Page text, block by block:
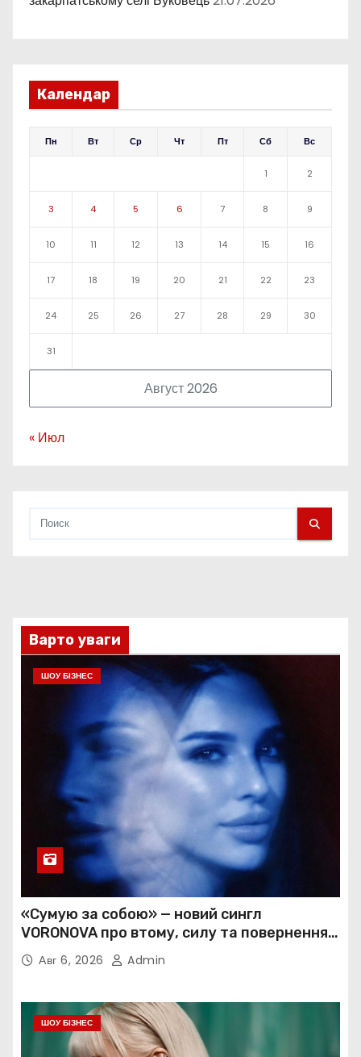
Календар
Август 2026
Пн Вт Ср Чт Пт Сб Вс
1 2
3 4 5 6 7 8 9
10 11 12 13 14 15 16
17 18 19 20 21 22 23
24 25 26 27 28 29 30
31
« Июл
Варто уваги
ШОУ БІЗНЕС
«Сумую за собою» — новий сингл
VORONOVA про втому, силу та повернення
до себе
Авг 6, 2026 Admin
ШОУ БІЗНЕС